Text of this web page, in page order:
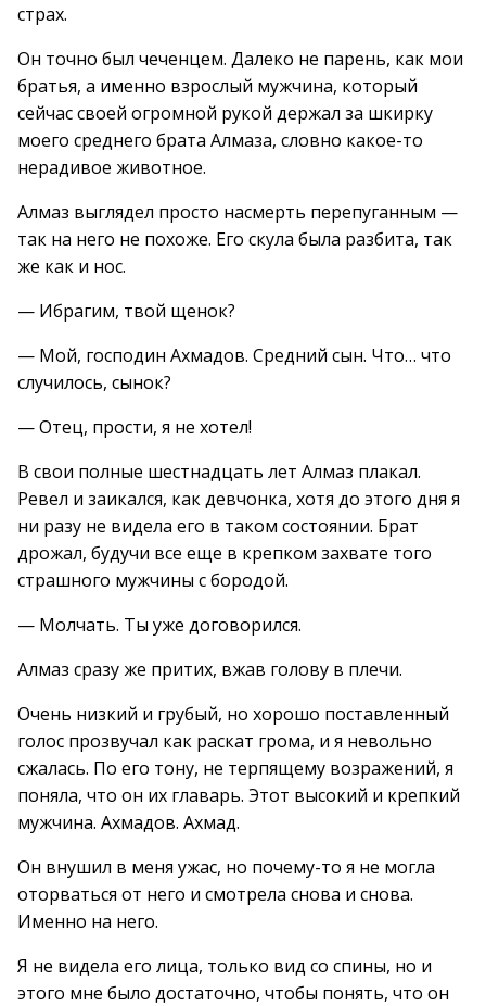
страх.
Он точно был чеченцем. Далеко не парень, как мои
братья, а именно взрослый мужчина, который
сейчас своей огромной рукой держал за шкирку
моего среднего брата Алмаза, словно какое-то
нерадивое животное.
Алмаз выглядел просто насмерть перепуганным —
так на него не похоже. Его скула была разбита, так
же как и нос.
— Ибрагим, твой щенок?
— Мой, господин Ахмадов. Средний сын. Что… что
случилось, сынок?
— Отец, прости, я не хотел!
В свои полные шестнадцать лет Алмаз плакал.
Ревел и заикался, как девчонка, хотя до этого дня я
ни разу не видела его в таком состоянии. Брат
дрожал, будучи все еще в крепком захвате того
страшного мужчины с бородой.
— Молчать. Ты уже договорился.
Алмаз сразу же притих, вжав голову в плечи.
Очень низкий и грубый, но хорошо поставленный
голос прозвучал как раскат грома, и я невольно
сжалась. По его тону, не терпящему возражений, я
поняла, что он их главарь. Этот высокий и крепкий
мужчина. Ахмадов. Ахмад.
Он внушил в меня ужас, но почему-то я не могла
оторваться от него и смотрела снова и снова.
Именно на него.
Я не видела его лица, только вид со спины, но и
этого мне было достаточно, чтобы понять, что он